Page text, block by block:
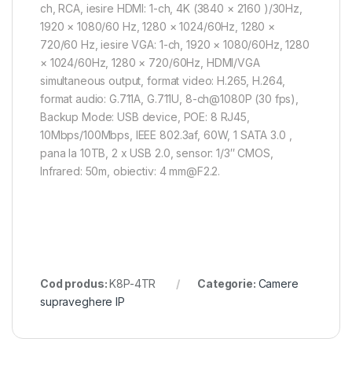
ch, RCA, iesire HDMI: 1-ch, 4K (3840 × 2160 )/30Hz,
1920 × 1080/60 Hz, 1280 × 1024/60Hz, 1280 ×
720/60 Hz, iesire VGA: 1-ch, 1920 × 1080/60Hz, 1280
× 1024/60Hz, 1280 × 720/60Hz, HDMI/VGA
simultaneous output, format video: H.265, H.264,
format audio: G.711A, G.711U, 8-ch@1080P (30 fps),
Backup Mode: USB device, POE: 8 RJ45,
10Mbps/100Mbps, IEEE 802.3af, 60W, 1 SATA 3.0 ,
pana la 10TB, 2 x USB 2.0, sensor: 1/3″ CMOS,
Infrared: 50m, obiectiv: 4 mm@F2.2.
Cod produs:K8P-4TR Categorie: Camere
supraveghere IP